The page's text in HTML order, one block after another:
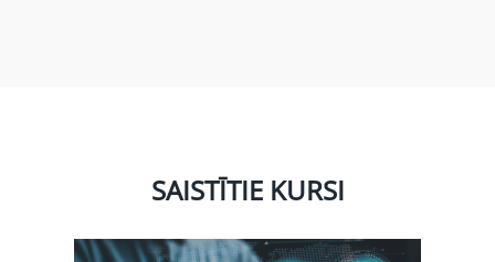
SAISTĪTIE KURSI